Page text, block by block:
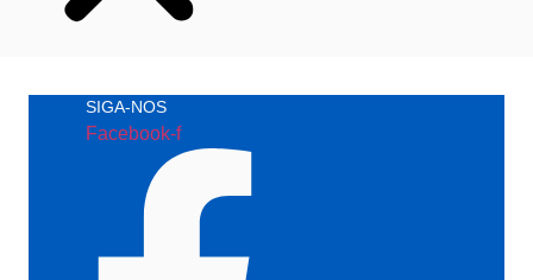
SIGA-NOS
Facebook-f